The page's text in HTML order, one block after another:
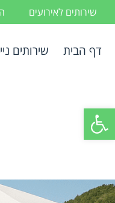
פתח סרגל נגישות
שירותים לאירועים
דף הבית שירותים